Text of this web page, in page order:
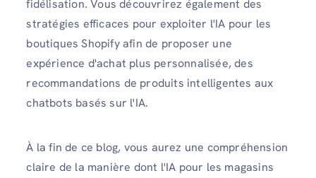
fidélisation. Vous découvrirez également des
stratégies efficaces pour exploiter l'IA pour les
boutiques Shopify afin de proposer une
expérience d'achat plus personnalisée, des
recommandations de produits intelligentes aux
chatbots basés sur l'IA.
À la fin de ce blog, vous aurez une compréhension
claire de la manière dont l'IA pour les magasins